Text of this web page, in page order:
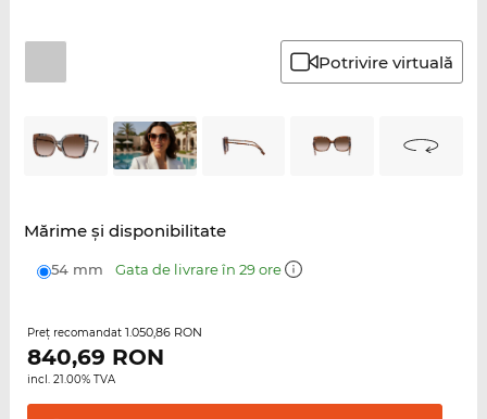
Potrivire virtuală
Mărime şi disponibilitate
54 mm Gata de livrare în 29 ore
Preţ recomandat 1.050,86 RON
840,69 RON
incl. 21.00% TVA